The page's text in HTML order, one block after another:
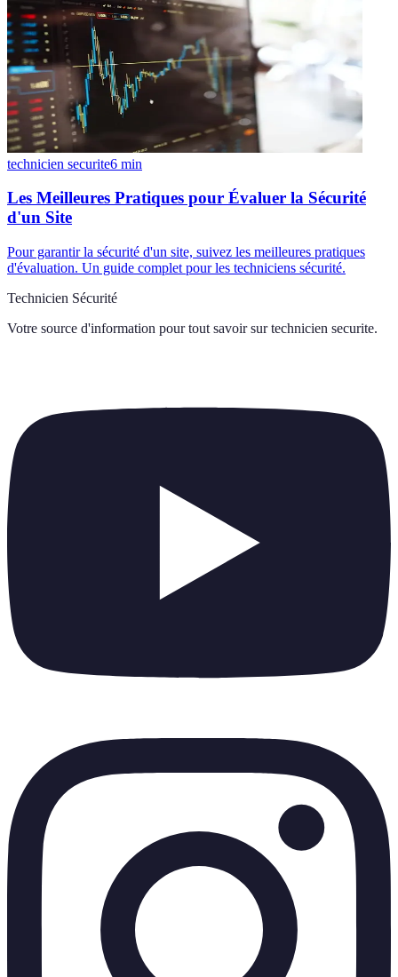
technicien securite6 min
Les Meilleures Pratiques pour Évaluer la Sécurité
d'un Site
Pour garantir la sécurité d'un site, suivez les meilleures pratiques
d'évaluation. Un guide complet pour les techniciens sécurité.
Technicien Sécurité
Votre source d'information pour tout savoir sur technicien securite.